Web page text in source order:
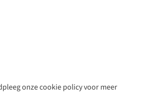
onze cookie policy voor meer